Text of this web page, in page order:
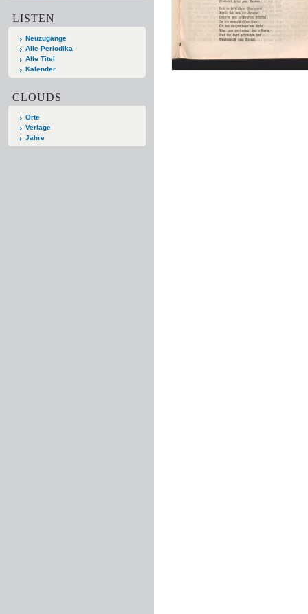
LISTEN
Neuzugänge
Alle Periodika
Alle Titel
Kalender
CLOUDS
Orte
Verlage
Jahre